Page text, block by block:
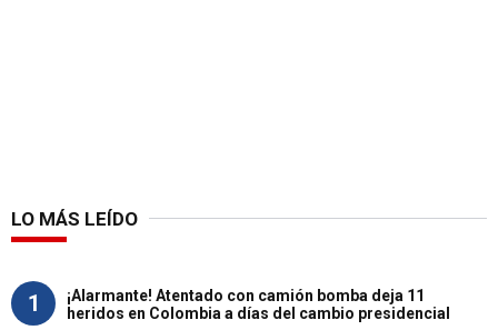
LO MÁS LEÍDO
1
¡Alarmante! Atentado con camión bomba deja 11
heridos en Colombia a días del cambio presidencial